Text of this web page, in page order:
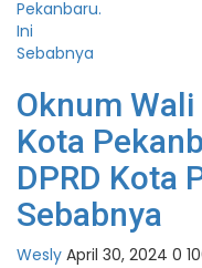
Oknum
Kota
DPRD Kota
Sebabnya
Wesly April 30, 2024 0